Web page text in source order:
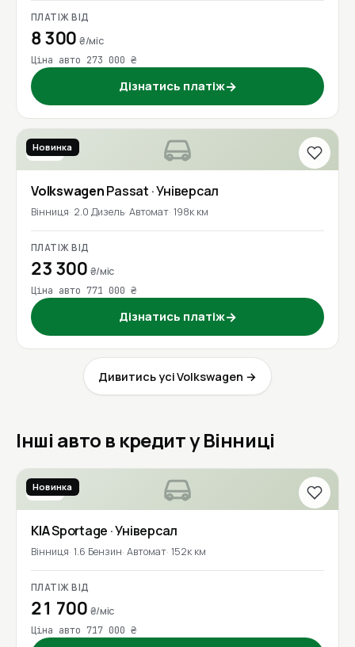
ПЛАТІЖ ВІД
8 300₴/міс
Ціна авто 273 000 ₴
Дізнатись платіж→
2016
Новинка
VolkswagenPassat · Універсал
Вінниця 2.0 Дизель Автомат 198к км
ПЛАТІЖ ВІД
23 300 ₴/міс
Ціна авто 771 000 ₴
Дізнатись платіж→
Дивитись усі Volkswagen →
Інші авто в кредит у Вінниці
2020
Новинка
KIASportage · Універсал
Вінниця 1.6 Бензин Автомат 152к км
ПЛАТІЖ ВІД
21 700 ₴/міс
Ціна авто 717 000 ₴